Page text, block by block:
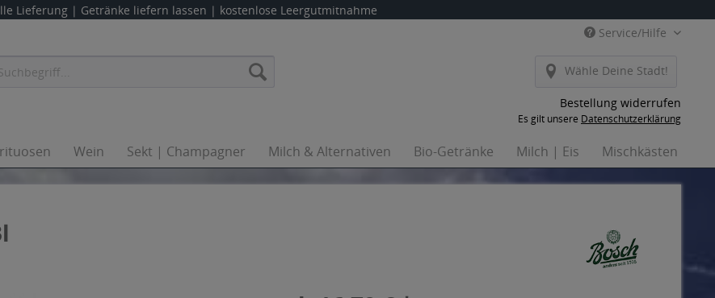
Lieferung | Getränke liefern lassen | kostenlose Leergutmitnahme
Service/Hilfe
Wähle Deine Stadt!
Bestellung widerrufen
Es gilt unsere Datenschutzerklärung
Wein Sekt | Champagner Milch & Alternativen Bio-Getränke Milch | Eis Mischkästen